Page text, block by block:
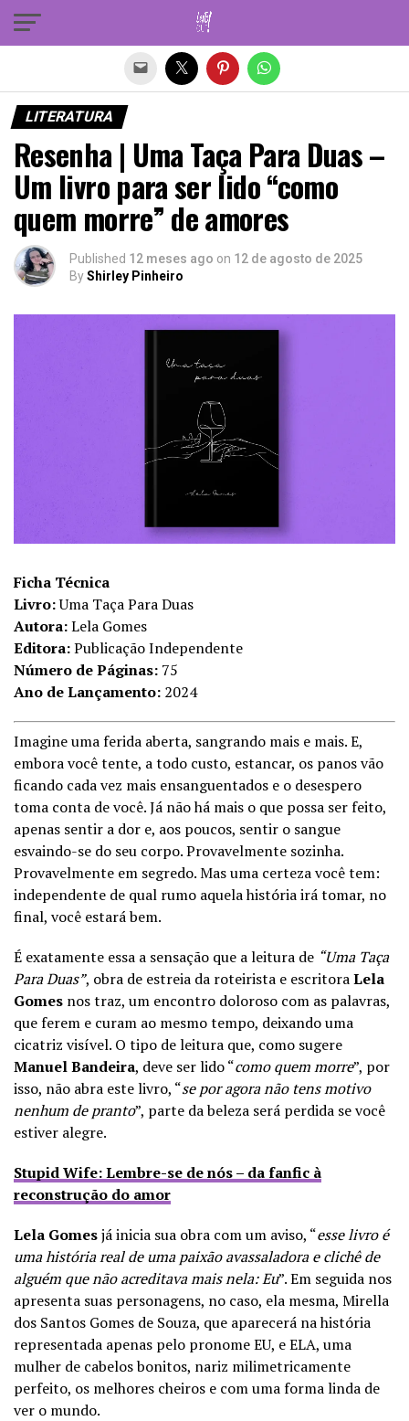
LITERATURA
Resenha | Uma Taça Para Duas –
Um livro para ser lido “como
quem morre” de amores
Published 12 meses ago on 12 de agosto de 2025
ByShirley Pinheiro
Ficha Técnica
Livro:Uma Taça Para Duas
Autora:Lela Gomes
Editora:Publicação Independente
Número de Páginas: 75
Ano de Lançamento: 2024
Imagine uma ferida aberta, sangrando mais e mais. E,
embora você tente, a todo custo, estancar, os panos vão
ficando cada vez mais ensanguentados e o desespero
toma conta de você. Já não há mais o que possa ser feito,
apenas sentir a dor e, aos poucos, sentir o sangue
esvaindo-se do seu corpo. Provavelmente sozinha.
Provavelmente em segredo. Mas uma certeza você tem:
independente de qual rumo aquela história irá tomar, no
final, você estará bem.
É exatamente essa a sensação que a leitura de “Uma Taça
Para Duas”, obra de estreia da roteirista e escritoraLela
Gomes nos traz, um encontro doloroso com as palavras,
que ferem e curam ao mesmo tempo, deixando uma
cicatriz visível. O tipo de leitura que, como sugere
Manuel Bandeira, deve ser lido “como quem morre”, por
isso, não abra este livro, “se por agora não tens motivo
nenhum de pranto”, parte da beleza será perdida se você
estiver alegre.
Stupid Wife: Lembre-se de nós – da fanfic à
reconstrução do amor
Lela Gomesjá inicia sua obra com um aviso, “esse livro é
uma história real de uma paixão avassaladora e clichê de
alguém que não acreditava mais nela: Eu”. Em seguida nos
apresenta suas personagens, no caso, ela mesma, Mirella
dos Santos Gomes de Souza, que aparecerá na história
representada apenas pelo pronome EU, e ELA, uma
mulher de cabelos bonitos, nariz milimetricamente
perfeito, os melhores cheiros e com uma forma linda de
ver o mundo.
Sair da versão mobile